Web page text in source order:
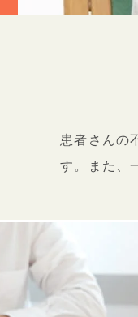
患者さんの
す。また、